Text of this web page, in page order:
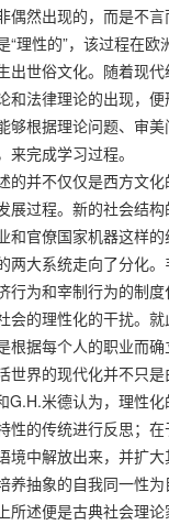
偶然出现的，而是不
“理性的”，该过程在欧
出世俗文化。随着现
和法律理论的出现，
够根据理论问题、审
完成学习过程。
的并不仅仅是西方文
展过程。新的社会结
和官僚国家机器这样
两大系统走向了分化
行为和宰制行为的制
会的理性化的干扰。
根据每个人的职业而
世界的现代化并不只
G.H.米德认为，理性
性的传统进行反思；
境中解放出来，并扩
养抽象的自我同一性
所述便是古典社会理